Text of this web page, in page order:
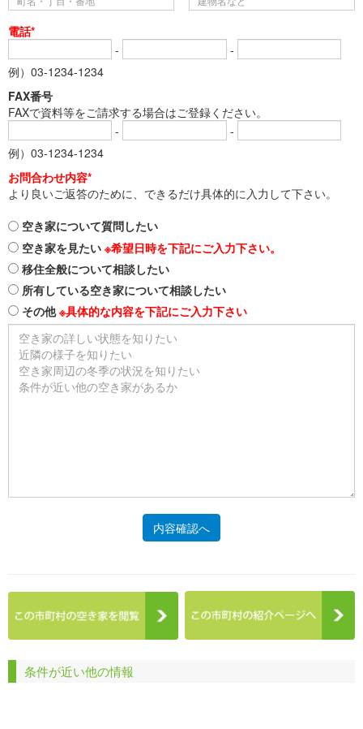
電話*
-
-
例）03-1234-1234
FAX番号
FAXで資料等をご請求する場合はご登録ください。
-
-
例）03-1234-1234
お問合わせ内容*
より良いご返答のために、できるだけ具体的に入力して下さい。
空き家について質問したい
空き家を見たい ※希望日時を下記にご入力下さい。
移住全般について相談したい
所有している空き家について相談したい
その他※具体的な内容を下記にご入力下さい
内容確認へ
条件が近い他の情報